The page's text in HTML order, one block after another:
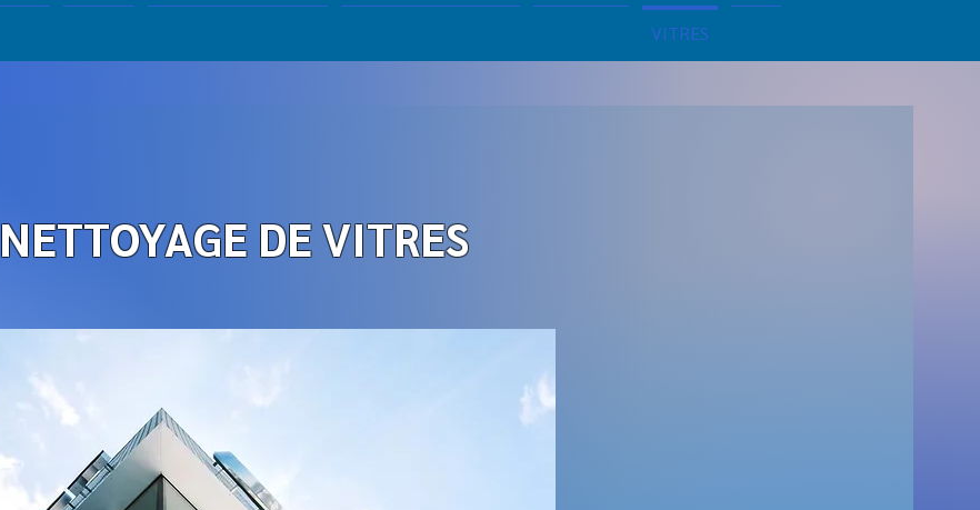
VITRES
NETTOYAGE DE VITRES